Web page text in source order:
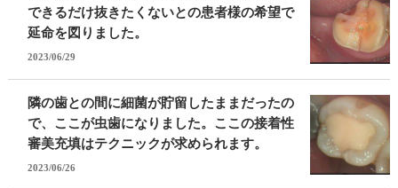
できるだけ抜きたくないとの患者様の希望で
延命を図りました。
2023/06/29
隣の歯との間に細菌が貯留したままだったの
で、ここが虫歯になりました。ここの接着性
審美充填はテクニックが求められます。
2023/06/26